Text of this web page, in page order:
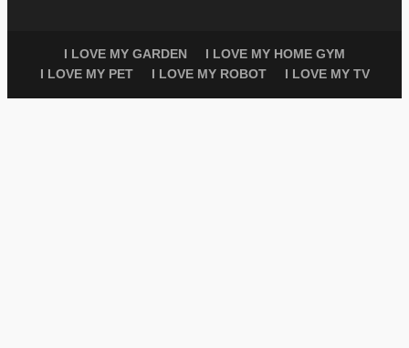
I LOVE MY GARDEN
I LOVE MY HOME GYM
I LOVE MY PET
I LOVE MY ROBOT I LOVE MY TV